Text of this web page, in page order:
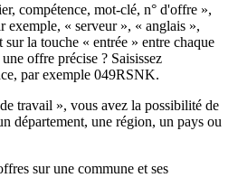
compétence, mot-clé, n° d'offre »,
exemple, « serveur », « anglais »,
sur la touche « entrée » entre chaque
offre précise ? Saisissez
par exemple 049RSNK.
travail », vous avez la possibilité de
département, une région, un pays ou
sur une commune et ses